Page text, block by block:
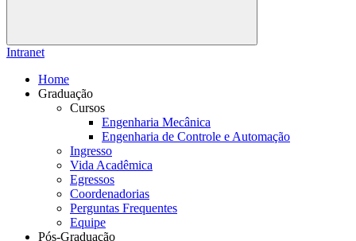
Buscar
Intranet
Home
Graduação
Cursos
Engenharia Mecânica
Engenharia de Controle e Automação
Ingresso
Vida Acadêmica
Egressos
Coordenadorias
Perguntas Frequentes
Equipe
Pós-Graduação